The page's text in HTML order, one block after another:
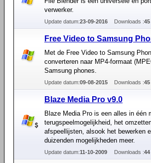
verwerker.
Update datum:23-09-2016 Downloads :45
Free Video to Samsung
Met de Free Video to Samsung
converteren naar MP4-formaat
Samsung phones.
Update datum:09-08-2015 Downloads :45
Blaze Media Pro v9.0
Blaze Media Pro is een alles in één
terugspeelmogelijkheid, het
afspeellijsten, alsook het bewerken
duizenden mogelijkheden meer.
Update datum:11-10-2009 Downloads :44